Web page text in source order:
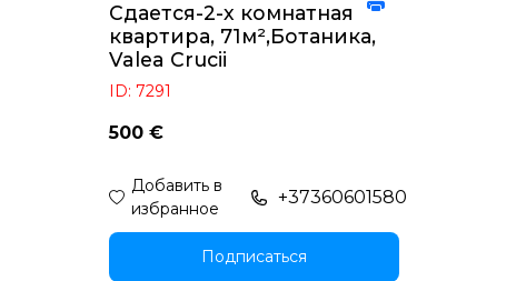
Сдается-2-х комнатная
квартира, 71м²,Ботаника,
Valea Crucii
ID: 7291
500 €
Добавить в
избранное
+37360601580
Подписаться